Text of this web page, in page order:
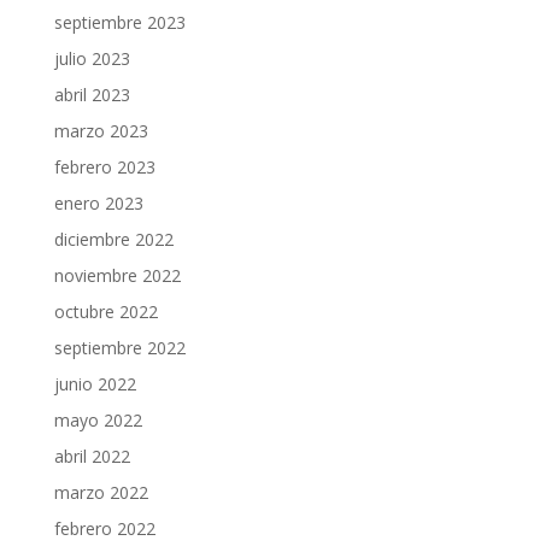
septiembre 2023
julio 2023
abril 2023
marzo 2023
febrero 2023
enero 2023
diciembre 2022
noviembre 2022
octubre 2022
septiembre 2022
junio 2022
mayo 2022
abril 2022
marzo 2022
febrero 2022